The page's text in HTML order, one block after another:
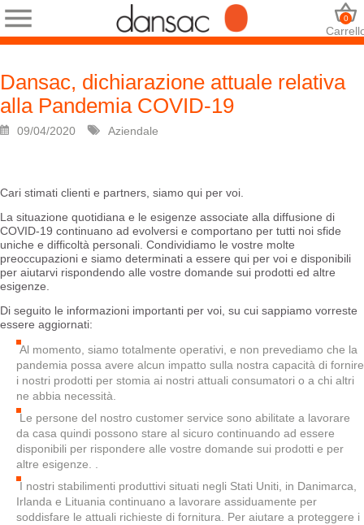
0
Dansac, dichiarazione attuale relativa
alla Pandemia COVID-19
09/04/2020 Aziendale
Cari stimati clienti e partners, siamo qui per voi.
La situazione quotidiana e le esigenze associate alla diffusione di
COVID-19 continuano ad evolversi e comportano per tutti noi sfide
uniche e difficoltà personali. Condividiamo le vostre molte
preoccupazioni e siamo determinati a essere qui per voi e disponibili
per aiutarvi rispondendo alle vostre domande sui prodotti ed altre
esigenze.
Di seguito le informazioni importanti per voi, su cui sappiamo vorreste
essere aggiornati:
Al momento, siamo totalmente operativi, e non prevediamo che la
pandemia possa avere alcun impatto sulla nostra capacità di fornire
i nostri prodotti per stomia ai nostri attuali consumatori o a chi altri
ne abbia necessità.
Le persone del nostro customer service sono abilitate a lavorare
da casa quindi possono stare al sicuro continuando ad essere
disponibili per rispondere alle vostre domande sui prodotti e per
altre esigenze. .
I nostri stabilimenti produttivi situati negli Stati Uniti, in Danimarca,
Irlanda e Lituania continuano a lavorare assiduamente per
soddisfare le attuali richieste di fornitura. Per aiutare a proteggere i